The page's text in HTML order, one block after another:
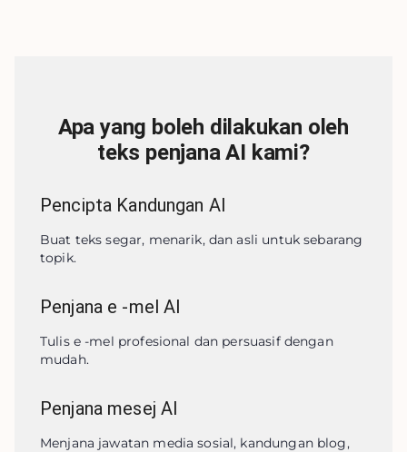
Apa yang boleh dilakukan oleh
teks penjana AI kami?
Pencipta Kandungan AI
Buat teks segar, menarik, dan asli untuk sebarang
topik.
Penjana e -mel AI
Tulis e -mel profesional dan persuasif dengan
mudah.
Penjana mesej AI
Menjana jawatan media sosial, kandungan blog,